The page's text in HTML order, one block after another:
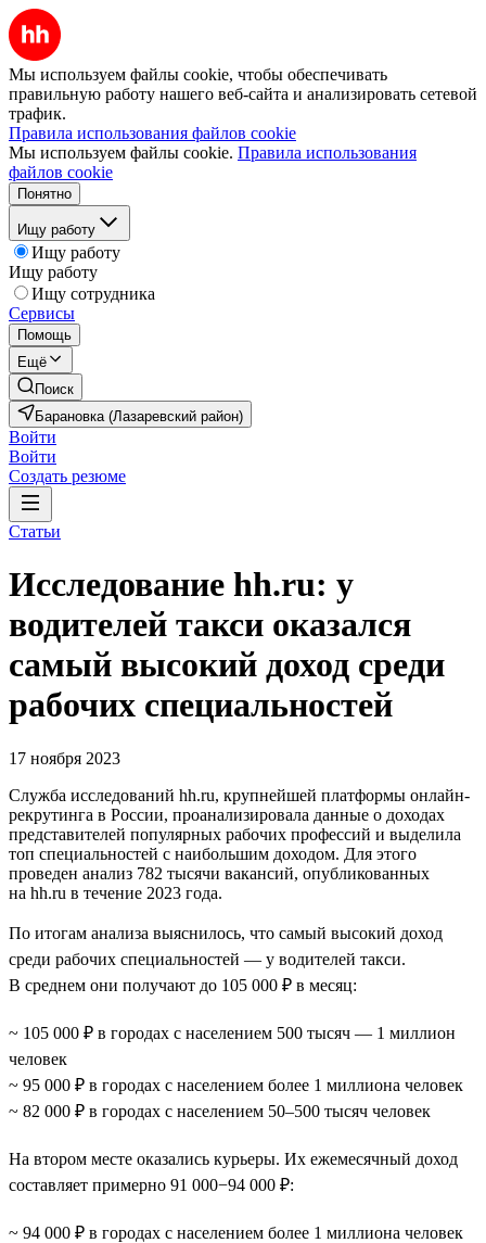
Мы используем файлы cookie, чтобы обеспечивать
правильную работу нашего веб-сайта и анализировать сетевой
трафик.
Правила использования файлов cookie
Мы используем файлы cookie. Правила использования
файлов cookie
Понятно
Ищу работу
Ищу работу
Ищу работу
Ищу сотрудника
Сервисы
Помощь
Ещё
Поиск
Барановка (Лазаревский район)
Войти
Войти
Создать резюме
Статьи
Исследование hh.ru: у
водителей такси оказался
самый высокий доход среди
рабочих специальностей
17 ноября 2023
Служба исследований hh.ru, крупнейшей платформы онлайн-
рекрутинга в России, проанализировала данные о доходах
представителей популярных рабочих профессий и выделила
топ специальностей с наибольшим доходом. Для этого
проведен анализ 782 тысячи вакансий, опубликованных
на hh.ru в течение 2023 года.
По итогам анализа выяснилось, что самый высокий доход
среди рабочих специальностей — у водителей такси.
В среднем они получают до 105 000 ₽ в месяц:
~ 105 000 ₽ в городах с населением 500 тысяч — 1 миллион
человек
~ 95 000 ₽ в городах с населением более 1 миллиона человек
~ 82 000 ₽ в городах с населением 50–500 тысяч человек
На втором месте оказались курьеры. Их ежемесячный доход
составляет примерно 91 000−94 000 ₽:
~ 94 000 ₽ в городах с населением более 1 миллиона человек